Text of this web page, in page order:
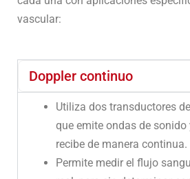
vascular:
Doppler continuo
Utiliza dos transductores
que emite ondas de
recibe de manera continua.
Permite medir el flujo